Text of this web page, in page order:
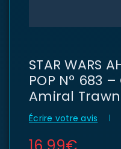
STAR WARS
POP N° 683
Amiral Trawn
Écrire votre avis